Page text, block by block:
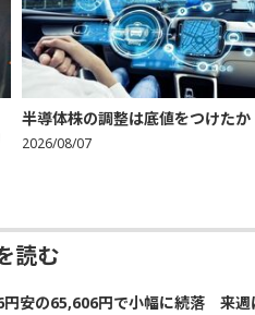
半導体株の調整は底値をつけたか
2026/08/07
読む
円安の65,606円で小幅に続落 来週